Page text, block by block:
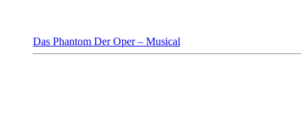
Das Phantom Der Oper – Musical